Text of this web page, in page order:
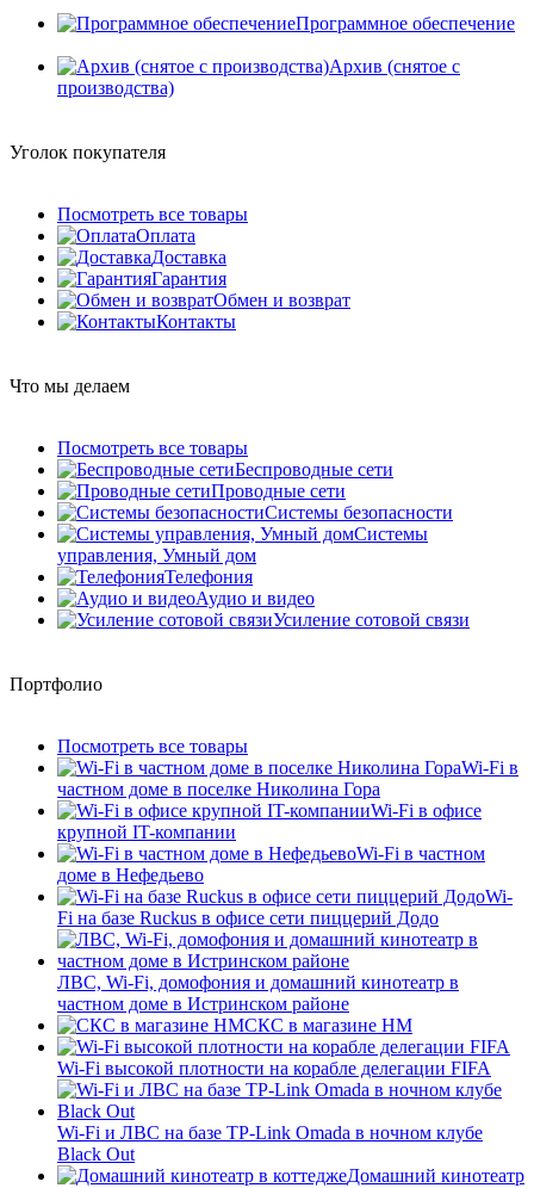
Программное обеспечение
Архив (снятое с
производства)
Уголок покупателя
Посмотреть все товары
Оплата
Доставка
Гарантия
Обмен и возврат
Контакты
Что мы делаем
Посмотреть все товары
Беспроводные сети
Проводные сети
Системы безопасности
Системы
управления, Умный дом
Телефония
Аудио и видео
Усиление сотовой связи
Портфолио
Посмотреть все товары
Wi-Fi в
частном доме в поселке Николина Гора
Wi-Fi в офисе
крупной IT-компании
Wi-Fi в частном
доме в Нефедьево
Wi-
Fi на базе Ruckus в офисе сети пиццерий Додо
ЛВС, Wi-Fi, домофония и домашний кинотеатр в
частном доме в Истринском районе
СКС в магазине HM
Wi-Fi высокой плотности на корабле делегации FIFA
Wi-Fi и ЛВС на базе TP-Link Omada в ночном клубе
Black Out
Домашний кинотеатр